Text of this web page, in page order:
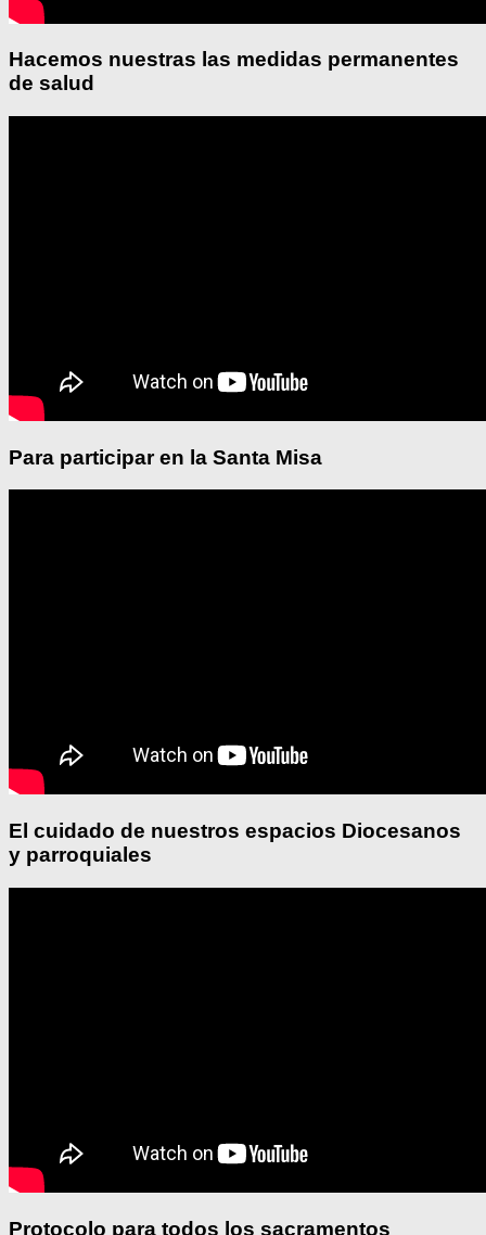
Hacemos nuestras las medidas permanentes
de salud
Para participar en la Santa Misa
El cuidado de nuestros espacios Diocesanos
y parroquiales
Protocolo para todos los sacramentos